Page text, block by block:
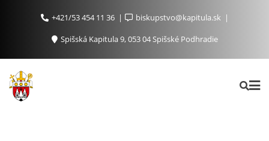
+421/53 454 11 36
biskupstvo@kapitula.sk
Spišská Kapitula 9, 053 04 Spišské Podhradie